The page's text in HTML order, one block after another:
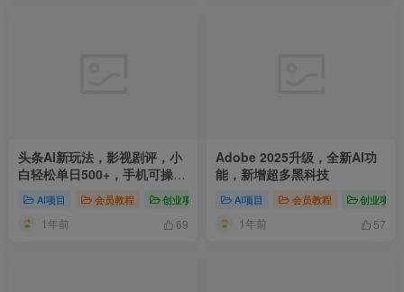
头条AI新玩法，影视剧评，小
白轻松单日500+，手机可操作
AI项目 会员教程 创业项目 AI赚钱法则 新媒体项目 爆
1年前 69
Adobe 2025升级，全新AI功
能，新增超多黑科技
AI项目 会员教程 创业项目
1年前 57